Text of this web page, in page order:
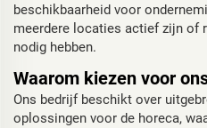
beschikbaarheid voor
meerdere locaties actief zijn of
nodig hebben.
Waarom kiezen voor
Ons bedrijf beschikt over
oplossingen voor de horeca,